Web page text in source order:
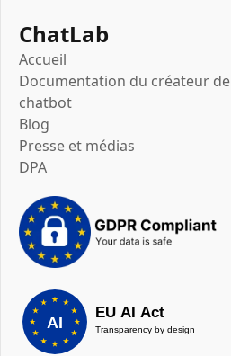
ChatLab
Accueil
Documentation du créateur de
chatbot
Blog
Presse et médias
DPA